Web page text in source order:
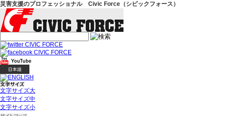
災害支援のプロフェッショナル Civic Force（シビックフォース）
文字サイズ大
文字サイズ中
文字サイズ小